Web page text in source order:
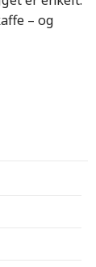
– og